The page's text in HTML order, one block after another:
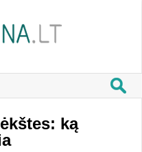
ką